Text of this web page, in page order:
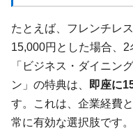
たとえば、フレンチレ
15,000円とした場合、
「ビジネス・ダイニン
ン」の特典は、
即座に
す。これは、企業経費
常に有効な選択肢です。